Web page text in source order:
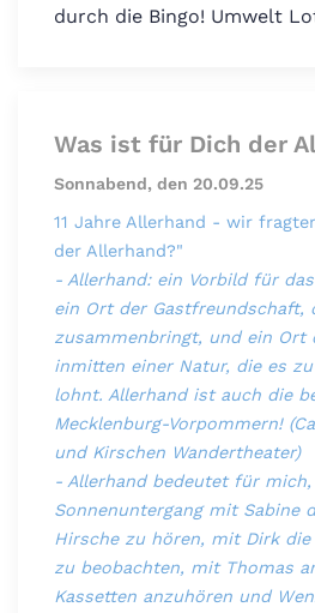
durch die Bingo! Umwelt
Was ist für Dich der
Sonnabend, den 20.09.25
11 Jahre Allerhand - wir
der Allerhand?"
- Allerhand: ein Vorbild für
ein Ort der Gastfreundschaft,
zusammenbringt, und ein Ort
inmitten einer Natur, die es
lohnt. Allerhand ist auch die
Mecklenburg-Vorpommern!
und Kirschen Wandertheater)
- Allerhand bedeutet für mich,
Sonnenuntergang mit Sabine
Hirsche zu hören, mit Dirk
zu beobachten, mit Thomas
Kassetten anzuhören und